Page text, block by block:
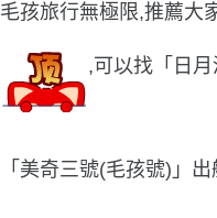
毛孩旅行無極限,推薦大
,可以找「日月
「美奇三號(毛孩號)」